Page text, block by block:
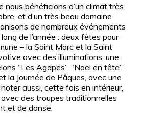
nous bénéficions d’un climat très
et d’un très beau domaine
de nombreux événements
de l’année : deux fêtes pour
– la Saint Marc et la Saint
avec des illuminations, une
“Les Agapes”, “Noël en fête”
la Journée de Pâques, avec une
aussi, cette fois en intérieur,
avec des troupes traditionnelles
et de danse.